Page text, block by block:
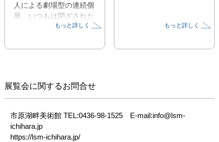
人による劇場型の連続個
展。いつもは閉ざされた
秘密の入口をくぐり、真
には日常とは異なる世界
第一弾は、石碑や歴史の
遺構を題材に制作を行う
スタレーション。４か月
にわたる市原でのフィー
ルドワークをベースに、
もっと詳しく もっと詳しく
展覧会に関するお問合せ
市原湖畔美術館 TEL:0436-98-1525　E-mail:info@lsm-
ichihara.jp
https://lsm-ichihara.jp/